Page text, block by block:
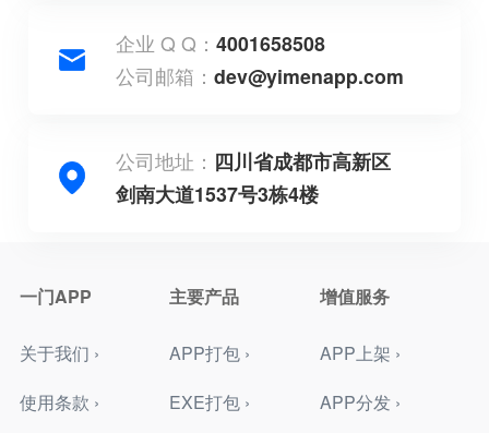
企业 Q Q：4001658508
公司邮箱：dev@yimenapp.com
公司地址： 四川省成都市高新区
剑南大道1537号3栋4楼
一门APP
关于我们 ›
使用条款 ›
主要产品
APP打包 ›
EXE打包 ›
增值服务
APP上架 ›
APP分发 ›